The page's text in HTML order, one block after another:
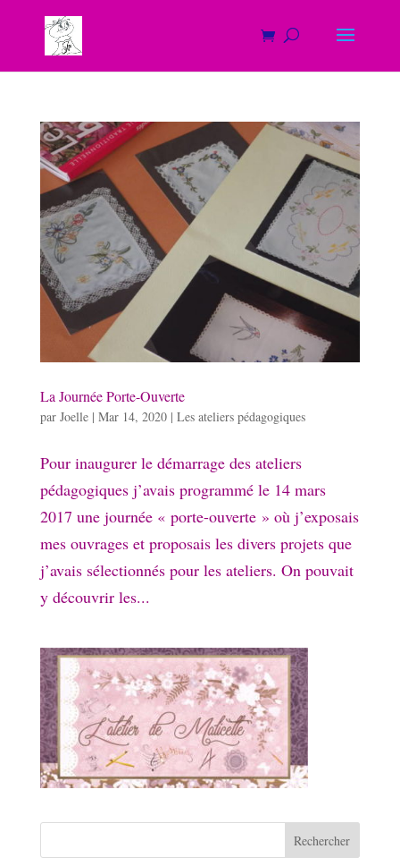
La Journée Porte-Ouverte
par Joelle| Mar 14, 2020| Les ateliers pédagogiques
Pour inaugurer le démarrage des ateliers
pédagogiques j’avais programmé le 14 mars
2017 une journée « porte-ouverte » où j’exposais
mes ouvrages et proposais les divers projets que
j’avais sélectionnés pour les ateliers. On pouvait
y découvrir les...